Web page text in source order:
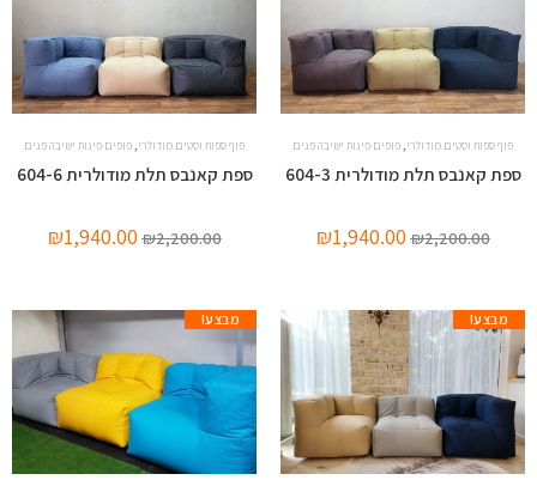
פוף ספות וסטים מודולרי, פופים פינות ישיבה פנים
ספת קאנבס תלת מודולרית 604-3
₪2,200.00
₪1,940.00
פוף ספות וסטים מודולרי, פופים פינות ישיבה פנים
ספת קאנבס תלת מודולרית 604-6
₪2,200.00
₪1,940.00
מבצע! מבצע!